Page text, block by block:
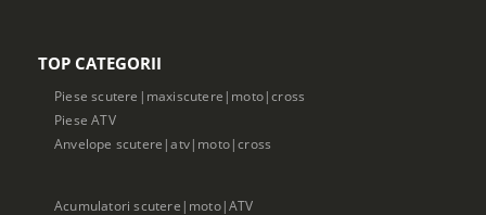
TOP CATEGORII
Piese scutere|maxiscutere|moto|cross
Piese ATV
Anvelope scutere|atv|moto|cross
Acumulatori scutere|moto|ATV